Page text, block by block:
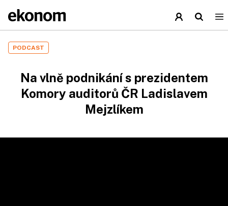
PODCAST
Na vlně podnikání s prezidentem
Komory auditorů ČR Ladislavem
Mejzlíkem